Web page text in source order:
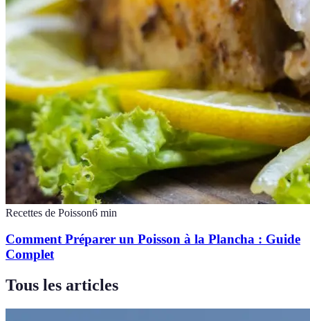
Recettes de Poisson6 min
Comment Préparer un Poisson à la Plancha : Guide
Complet
Tous les articles